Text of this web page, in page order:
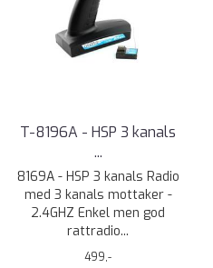
T-8196A - HSP 3 kanals
...
8169A - HSP 3 kanals Radio
med 3 kanals mottaker -
2.4GHZ Enkel men god
rattradio...
499,-